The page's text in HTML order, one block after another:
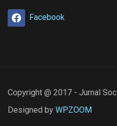
Facebook
Copyright @ 2017 - Jurnal
Designed by WPZOOM